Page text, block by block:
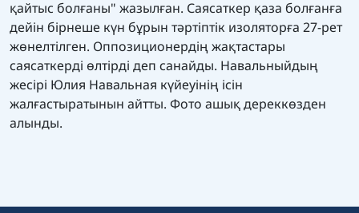
қайтыс болғаны" жазылған. Саясаткер қаза болғанға
дейін бірнеше күн бұрын тәртіптік изоляторға 27-рет
жөнелтілген. Оппозиционердің жақтастары
саясаткерді өлтірді деп санайды. Навальныйдың
жесірі Юлия Навальная күйеуінің ісін
жалғастыратынын айтты. Фото ашық дереккөзден
алынды.